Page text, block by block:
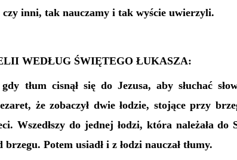
inni, tak nauczamy i tak wyście uwierzyli.
WEDŁUG ŚWIĘTEGO ŁUKASZA:
tłum cisnął się do Jezusa, aby słuchać
że zobaczył dwie łodzie, stojące przy
Wszedłszy do jednej łodzi, która należała do
brzegu. Potem usiadł i z łodzi nauczał tłumy.